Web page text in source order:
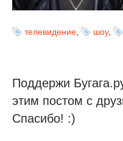
телевидение, шоу,
Поддержи
этим постом с
Спасибо! :)